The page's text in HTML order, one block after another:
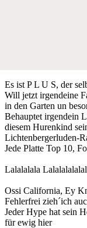
Es ist P L U S, der
Will jetzt irgendeine
in den Garten un
Behauptet irgendein
diesem Hurenkind
Lichtenbergerluden-
Jede Platte Top 10,
Lalalalala
Ossi California, Ey
Fehlerfrei zieh´ich
Jeder Hype hat sein
für ewig hier